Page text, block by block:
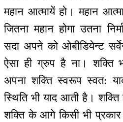
महान आत्मायें हो। महान
जितना महान होगा उतना
सदा अपने को ओबीडियेन्ट
ऐसा ही ग्रुप है ना। शक्ति
अपना शक्ति स्वरूप स्वत:
स्थिति भी याद आती है। शक्ति
शक्ति के आगे किसी भी